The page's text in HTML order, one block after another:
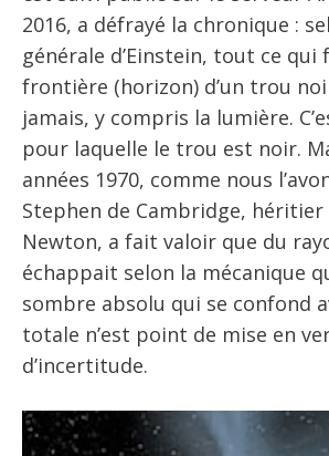
2016, a défrayé la chronique :
générale d’Einstein, tout ce qui
frontière (horizon) d’un trou
jamais, y compris la lumière.
pour laquelle le trou est noir.
années 1970, comme nous
Stephen de Cambridge, héritier
Newton, a fait valoir que du
échappait selon la mécanique
sombre absolu qui se confond
totale n’est point de mise en
d’incertitude.